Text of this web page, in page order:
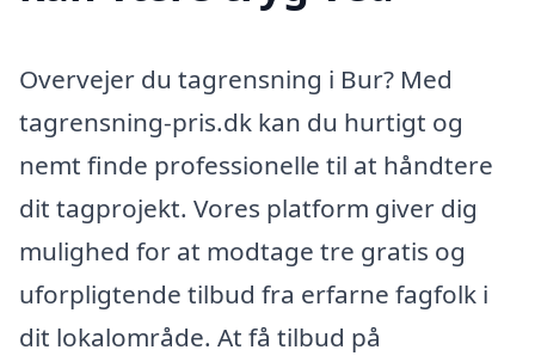
Overvejer du tagrensning i Bur? Med
tagrensning-pris.dk kan du hurtigt og
nemt finde professionelle til at håndtere
dit tagprojekt. Vores platform giver dig
mulighed for at modtage tre gratis og
uforpligtende tilbud fra erfarne fagfolk i
dit lokalområde. At få tilbud på